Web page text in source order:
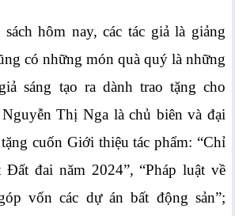
hôm nay, các tác giả là giảng
có những món quà quý là những
sáng tạo ra dành trao tặng cho
Thị Nga là chủ biên và đại
cuốn Giới thiệu tác phẩm: “Chỉ
đai năm 2024”, “Pháp luật về
vốn các dự án bất động sản”;